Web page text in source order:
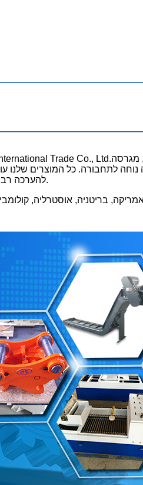
לתחבורה. כל המוצרים שלנו
להערכה רבה במגוון שווקים שונים ברחבי העולם.
בריטניה, אוסטרליה,